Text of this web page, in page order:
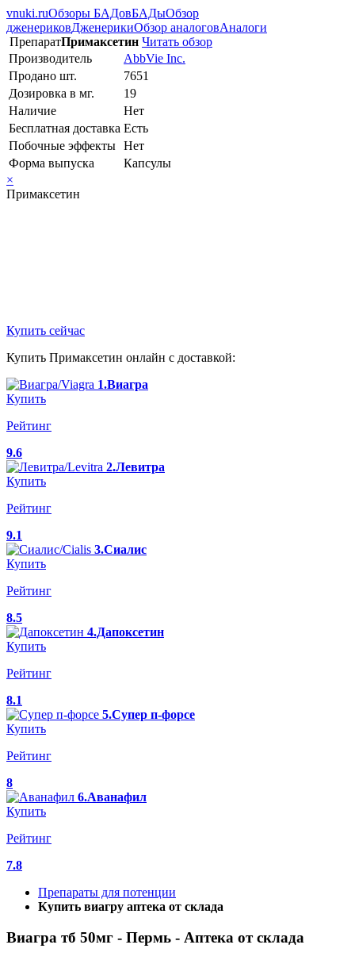
vnuki.ruОбзоры БАДовБАДыОбзор
дженериковДженерикиОбзор аналоговАналоги
ПрепаратПримаксетин Читать обзор
Производитель
AbbVie Inc.
Продано шт.
7651
Дозировка в мг.
19
Наличие
Нет
Бесплатная доставка Есть
Побочные эффекты Нет
Форма выпуска
Капсулы
×
Примаксетин
Купить сейчас
Купить Примаксетин онлайн с доставкой:
1.Виагра
Купить
Рейтинг
9.6
2.Левитра
Купить
Рейтинг
9.1
3.Сиалис
Купить
Рейтинг
8.5
4.Дапоксетин
Купить
Рейтинг
8.1
5.Супер п-форсе
Купить
Рейтинг
8
6.Аванафил
Купить
Рейтинг
7.8
Препараты для потенции
Купить виагру аптека от склада
Виагра тб 50мг - Пермь - Аптека от склада